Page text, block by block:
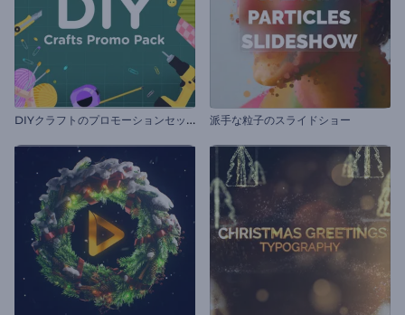
D
IYクラフトのプロモーションセット 派手な粒子のスライドショー